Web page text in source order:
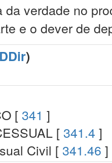
da verdade no
e o dever de
)
[ 341 ]
[ 341.4 ]
Civil [ 341.46 ]